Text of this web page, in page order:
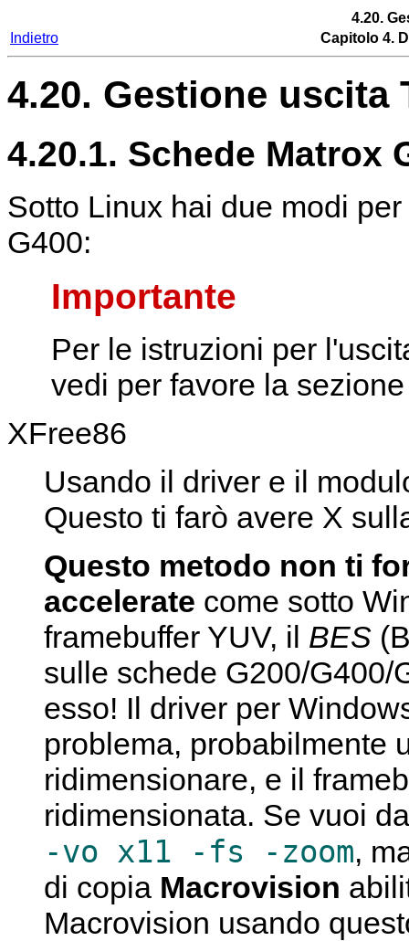
4.20.
Indietro
Capitolo 4.
4.20. Gestione uscita
4.20.1. Schede Matrox
Sotto Linux hai due modi
G400:
Importante
Per le istruzioni per
vedi per favore la
XFree86
Usando il driver e il
Questo ti farò avere X
Questo metodo non ti
accelerate come sotto
framebuffer YUV, il BES
sulle schede G200/G400/
esso! Il driver per
problema, probabilmente
ridimensionare, e il
ridimensionata. Se vuoi
-vo x11 -fs -zoom,
di copia Macrovision
Macrovision usando